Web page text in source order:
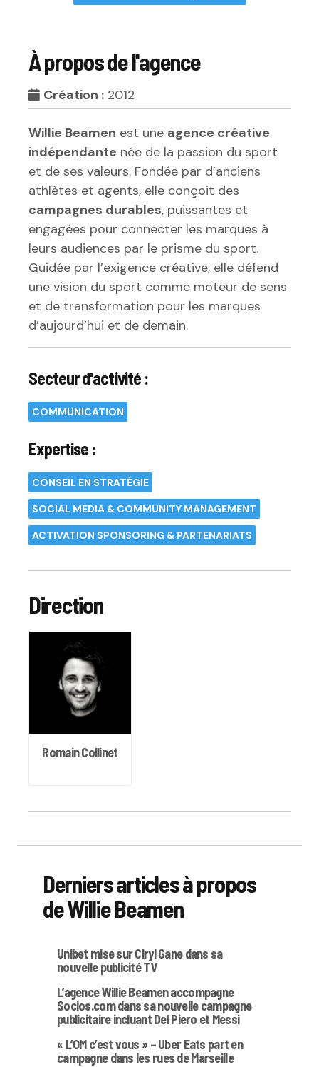
À propos de l'agence
Création : 2012
Willie Beamen est une agence créative
indépendante née de la passion du sport
et de ses valeurs. Fondée par d’anciens
athlètes et agents, elle conçoit des
campagnes durables, puissantes et
engagées pour connecter les marques à
leurs audiences par le prisme du sport.
Guidée par l’exigence créative, elle défend
une vision du sport comme moteur de sens
et de transformation pour les marques
d’aujourd’hui et de demain.
Secteur d'activité :
COMMUNICATION
Expertise :
CONSEIL EN STRATÉGIE
SOCIAL MEDIA & COMMUNITY MANAGEMENT
ACTIVATION SPONSORING & PARTENARIATS
Direction
Romain Collinet
Derniers articles à propos
de Willie Beamen
Unibet mise sur Ciryl Gane dans sa
nouvelle publicité TV
L’agence Willie Beamen accompagne
Socios.com dans sa nouvelle campagne
publicitaire incluant Del Piero et Messi
« L’OM c’est vous » – Uber Eats part en
campagne dans les rues de Marseille